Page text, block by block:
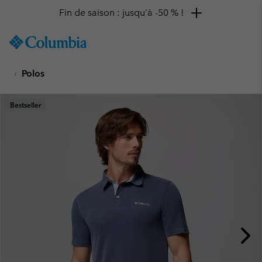
TO
SKIP
MAIN
NAV
Fin de saison : jusqu'à -50 % !
Polos
Bestseller